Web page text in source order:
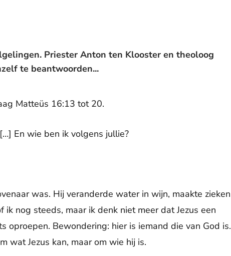
Priester Anton ten Klooster en theoloog
te beantwoorden...
Matteüs 16:13 tot 20.
En wie ben ik volgens jullie?
was. Hij veranderde water in wijn, maakte zieken
nog steeds, maar ik denk niet meer dat Jezus een
oproepen. Bewondering: hier is iemand die van God is.
wat Jezus kan, maar om wie hij is.